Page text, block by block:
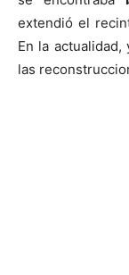
extendió el
En la
las